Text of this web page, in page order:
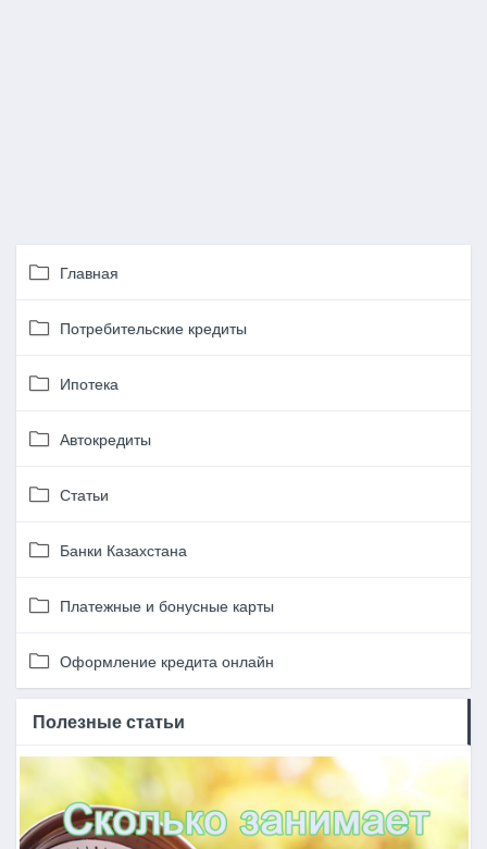
Главная
Потребительские кредиты
Ипотека
Автокредиты
Статьи
Банки Казахстана
Платежные и бонусные карты
Оформление кредита онлайн
Полезные статьи